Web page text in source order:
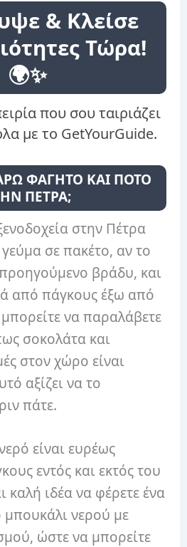
& Κλείσε
Τώρα!
🌍✨
που σου ταιριάζει
με το GetYourGuide.
ΦΑΓΗΤΟ ΚΑΙ ΠΟΤΟ
ΠΕΤΡΑ;
στην Πέτρα
σε πακέτο, αν το
βράδυ, και
από πάγκους έξω από
να παραλάβετε
σοκολάτα και
στον χώρο είναι
αξίζει να το
πάτε.
είναι ευρέως
εντός και εκτός του
καλή ιδέα να φέρετε ένα
μπουκάλι νερού με
ώστε να μπορείτε